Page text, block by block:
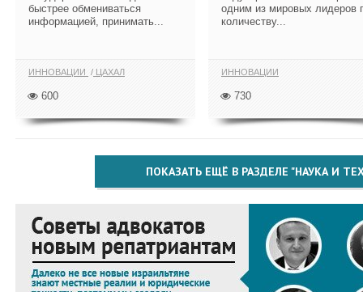
быстрее обмениваться
информацией, принимать...
ИННОВАЦИИ ЦАХАЛ
600
одним из мировых лидеров
количеству...
ИННОВАЦИИ
730
ПОКАЗАТЬ ЕЩЁ В РАЗДЕЛЕ "НАУКА И